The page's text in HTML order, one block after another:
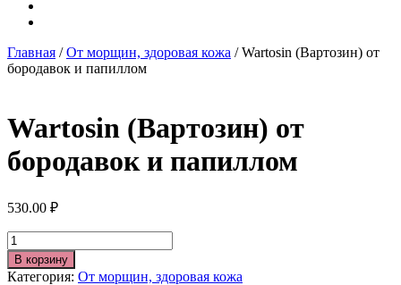
Главная /От морщин, здоровая кожа / Wartosin (Вартозин) от
бородавок и папиллом
Wartosin (Вартозин) от
бородавок и папиллом
530.00 ₽
Количество
В корзину
Категория: От морщин, здоровая кожа